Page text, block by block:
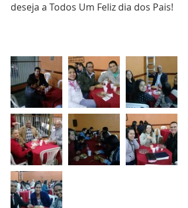
deseja a Todos Um Feliz dia dos Pais!